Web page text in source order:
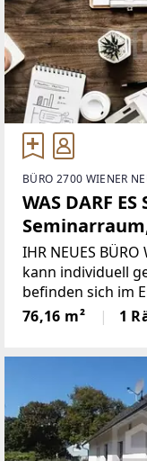
BÜRO 2700 WIENER
WAS DARF
IHR NEUES
kann individuell
befinden sich im
Wohnhaus. Das
generalsaniert
76,16 m² 1